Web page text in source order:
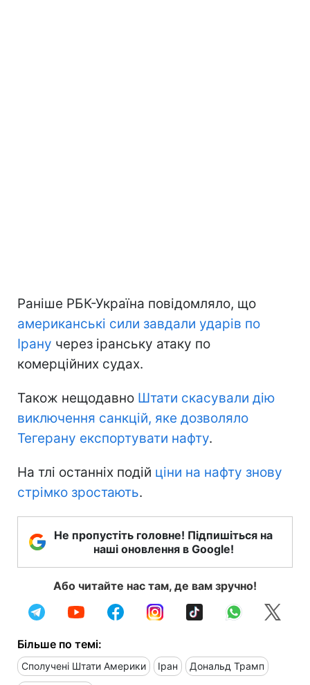
Раніше РБК-Україна повідомляло, що
американські сили завдали ударів по
Ірану через іранську атаку по
комерційних судах.
Також нещодавно Штати скасували дію
виключення санкцій, яке дозволяло
Тегерану експортувати нафту.
На тлі останніх подій ціни на нафту знову
стрімко зростають.
Не пропустіть головне! Підпишіться на
наші оновлення в Google!
Або читайте нас там, де вам зручно!
Більше по темі:
Сполучені Штати Америки Іран Дональд Трамп